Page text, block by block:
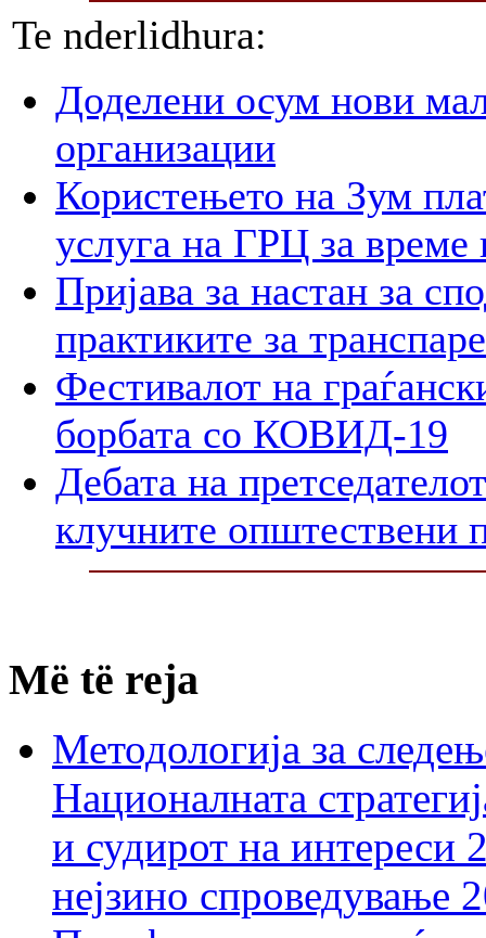
Te nderlidhura:
Доделени осум нови
организации
Користењето на Зум
услуга на ГРЦ за време
Пријава за настан за
практиките за
Фестивалот на
борбата со КОВИД-19
Дебата на
клучните општествени
Më të reja
Методологија за
Националната
и судирот на интереси
нејзино спроведување